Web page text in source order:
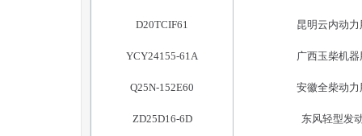
D20TCIF61
YCY24155-61A
Q25N-152E60
ZD25D16-6D
昆明云内动
广西玉柴机
安徽全柴动
东风轻型发